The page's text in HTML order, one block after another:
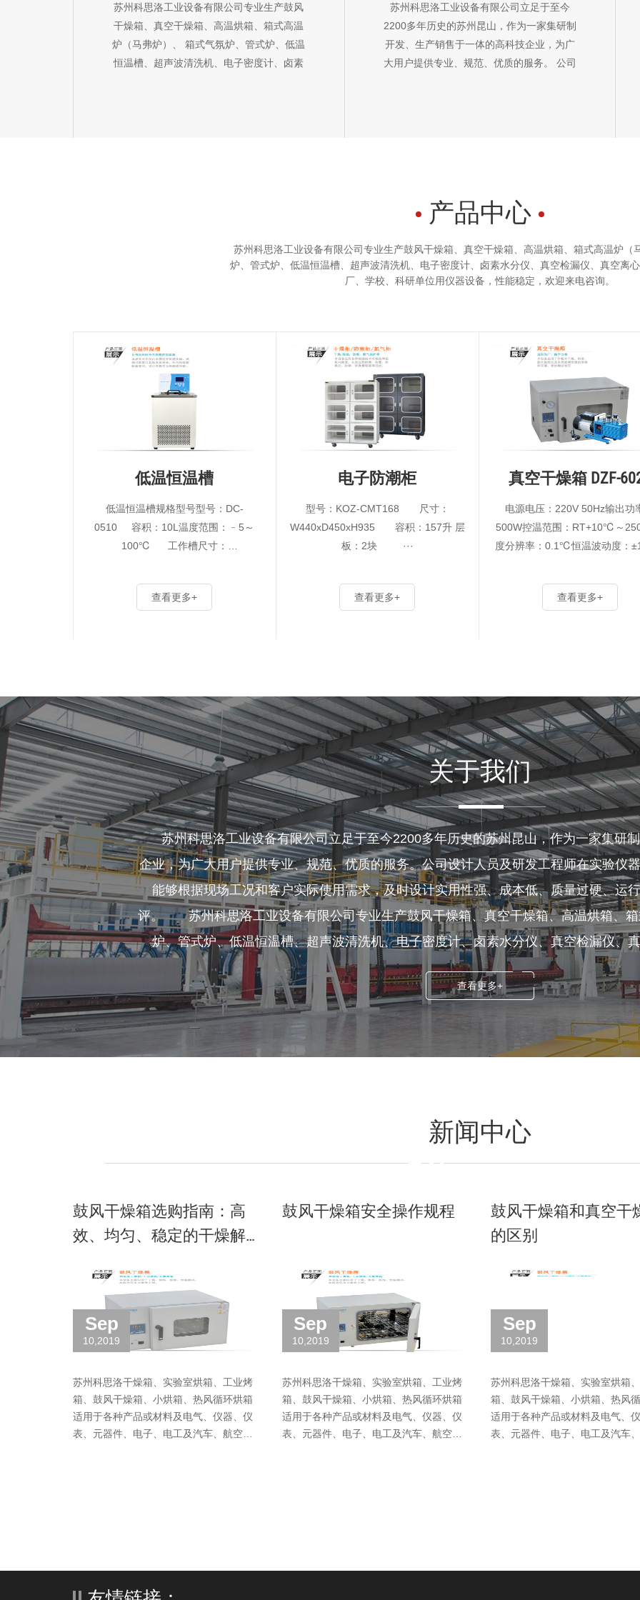
苏州科思洛工业设备有限公司专业生产鼓风
干燥箱、真空干燥箱、高温烘箱、箱式高温
炉（马弗炉）、 箱式气氛炉、管式炉、低温
恒温槽、超声波清洗机、电子密度计、卤素
苏州科思洛工业设备有限公司立足于至今
2200多年历史的苏州昆山，作为一家集研制
开发、生产销售于一体的高科技企业，为广
大用户提供专业、规范、优质的服务。 公司
管式炉、低温恒温槽、超声波清洗机、电子
心脱泡机等实验室、工厂、学校、科研单位
用仪器设备，性能稳定，欢迎来电咨询。 我
司承接非标试验箱体的定制，产品质量优
们以人为本，将为每位员工提供有竞争力和
具有挑战性的发展空间，我们坚信我们所有
的员工始终是公司最为宝贵的财富。我们年
轻的团队正以饱满的热情努力工作，已经成
为广大企业和实验工作者密不可分的朋友，
必将为企业的持续快速发展注入我们自己的
一份力量，一步步见证了公司的发展历程。
欢迎社会各界一如既往地关注、支持和帮助
产品中心
苏州科思洛工业设备有限公司专业生产鼓风干燥箱、真空干燥箱、高温烘箱、箱式高温炉（
炉、管式炉、低温恒温槽、超声波清洗机、电子密度计、卤素水分仪、真空检漏仪、真空离
厂、学校、科研单位用仪器设备，性能稳定，欢迎来电咨询。
低温恒温槽
低温恒温槽规格型号型号：DC-
0510 容积：10L温度范围：﹣5～
100℃ 工作槽尺寸：
查看更多+
电子防潮柜
型号：KOZ-CMT168 尺寸：
W440xD450xH935 容积：157升 层
板：2块 ···
查看更多+
真空干燥箱 DZF-
电源电压：220V 50Hz输出功
500W控温范围：RT+10℃～
度分辨率：0.1℃恒温波动度：
<133Pa内胆尺寸(mm)：
300x300x275···
查看更多+
关于我们
苏州科思洛工业设备有限公司立足于至今2200多年历史的苏州昆山，作为一家集研
企业，为广大用户提供专业、规范、优质的服务。公司设计人员及研发工程师在实验仪
能够根据现场工况和客户实际使用需求，及时设计实用性强、成本低、质量过硬、运
评。 苏州科思洛工业设备有限公司专业生产鼓风干燥箱、真空干燥箱、高温烘箱、箱
炉、管式炉、低温恒温槽、超声波清洗机、电子密度计、卤素水分仪、真空检漏仪、
查看更多+
新闻中心
鼓风干燥箱选购指南：高
效、均匀、稳定的干燥解
Sep
10,2019
苏州科思洛干燥箱、实验室烘箱、工业烤
箱、鼓风干燥箱、小烘箱、热风循环烘箱
适用于各种产品或材料及电气、仪器、仪
表、元器件、电子、电工及汽车、航空、
鼓风干燥箱安全操作规程
Sep
10,2019
苏州科思洛干燥箱、实验室烘箱、工业烤
箱、鼓风干燥箱、小烘箱、热风循环烘箱
适用于各种产品或材料及电气、仪器、仪
表、元器件、电子、电工及汽车、航空、
鼓风干燥箱和真空干
的区别
Sep
10,2019
苏州科思洛干燥箱、实验室烘箱
箱、鼓风干燥箱、小烘箱、热风
适用于各种产品或材料及电气、
表、元器件、电子、电工及汽车